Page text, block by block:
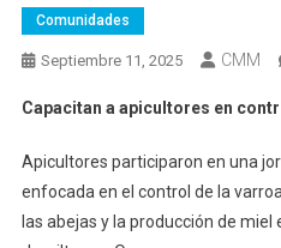
Comunidades
Septiembre 11, 2025 CMM
Capacitan a apicultores en
Apicultores participaron en una
enfocada en el control de la
las abejas y la producción de